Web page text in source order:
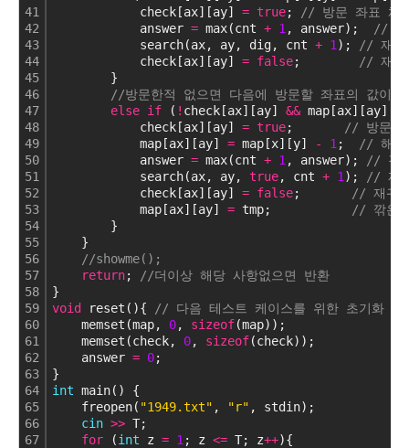
41
42
43
44
45
46
47
48
49
50
51
52
53
54
55
56
57
58
59
60
61
62
63
64
65
66
67
check[ax][ay] = true;
// 방문 좌표 체
answer = max(cnt + 1 , answer);
// 하
search(ax, ay, dig, cnt + 1 );
// 재귀
check[ax][ay] = false;
// 재귀
}
//방문한적 없으면 다음에 방문할 좌표의 값이
else if ( ! check[ax][ay] && map[ax][ay]
check[ax][ay] = true;
// 방문
map[ax][ay] = map[x][y] - 1 ;
// 해당
answer = max(cnt + 1 , answer);
// 경
search(ax, ay, true, cnt + 1 );
// 재
check[ax][ay] = false;
// 재귀
map[ax][ay] = tmp;
// 깎은
}
}
//showme();
return;
//더이상 해당 사항없으면 반환
}
void
reset(){
// 다음 테스트 케이스를 위한 초기화
memset(map, 0, sizeof(map));
memset(check, 0, sizeof(check));
answer = 0;
}
int main() {
freopen( "1949.txt" , "r" , stdin);
cin >> T;
for (int z = 1 ; z <= T; z++){